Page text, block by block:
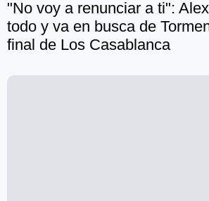
"No voy a renunciar a ti":
todo y va en busca de
final de Los Casablanca